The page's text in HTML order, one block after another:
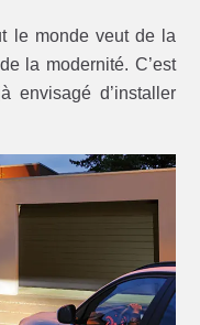
le monde veut de la
la modernité. C’est
envisagé d’installer